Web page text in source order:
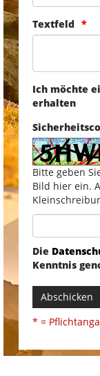
Textfeld
Ich möchte
erhalten
Bitte geben
Bild hier ein.
Die
Kenntnis
Abschicken
* =